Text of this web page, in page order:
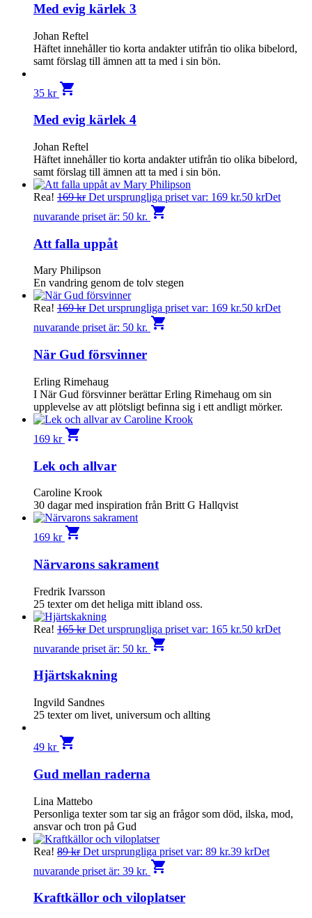
Med evig kärlek 3
Johan Reftel
Häftet inne­håller tio korta andakter utifrån tio olika bibelord,
samt förslag till ämnen att ta med i sin bön.
35 kr shopping_cart
Med evig kärlek 4
Johan Reftel
Häftet inne­håller tio korta andakter utifrån tio olika bibelord,
samt förslag till ämnen att ta med i sin bön.
Rea! 169kr Det ursprungliga priset var: 169 kr.50 krDet
nuvarande priset är: 50 kr. shopping_cart
Att falla uppåt
Mary Philipson
En vandring genom de tolv stegen
Rea! 169kr Det ursprungliga priset var: 169 kr.50 krDet
nuvarande priset är: 50 kr. shopping_cart
När Gud försvinner
Erling Rimehaug
I När Gud försvinner berättar Erling Rimehaug om sin
upplevelse av att plötsligt befinna sig i ett andligt mörker.
169 kr shopping_cart
Lek och allvar
Caroline Krook
30 dagar med inspiration från Britt G Hallqvist
169 kr shopping_cart
Närvarons sakrament
Fredrik Ivarsson
25 texter om det heliga mitt ibland oss.
Rea! 165kr Det ursprungliga priset var: 165 kr.50 krDet
nuvarande priset är: 50 kr. shopping_cart
Hjärtskakning
Ingvild Sandnes
25 texter om livet, universum och allting
49 kr shopping_cart
Gud mellan raderna
Lina Mattebo
Personliga texter som tar sig an frågor som död, ilska, mod,
ansvar och tron på Gud
Rea! 89kr Det ursprungliga priset var: 89 kr.39 krDet
nuvarande priset är: 39 kr. shopping_cart
Kraftkällor och viloplatser